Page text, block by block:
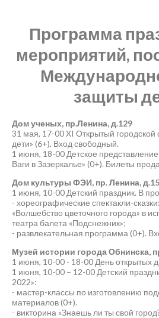
Программа
мероприятий,
защиты
Дом ученых, пр.Ленина, д.129
31 мая, 17-00 XI Открытый городской
дети» (6+). Вход свободный.
1 июня, 18-00 Детское
Ваги в Зазеркалье» (0+). Билеты
Дом культуры ФЭИ, пр. Ленина,
1 июня, 10-00 Детский праздник. В
- хореографические спектакли-
«Волшебство цветочного города» в
театра балета «Подснежник»;
- развлекательная программа (0+).
Музей истории города Обнинска,
1 июня, 10-00 - 18-00 День открытых
1 июня, 10-00 – 12-00 Детский
2022»:
- мастер-классы по изготовлению
материалов (0+).
- викторина «Знаешь ли ты свой